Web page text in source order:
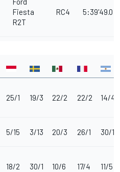
Fiesta
R2T
RC4 5:39'49.0
25/1 19/3 22/2 22/2 14/4
5/15 3/13 20/3 26/1 30/1
18/2 30/1 10/6 17/4 11/5